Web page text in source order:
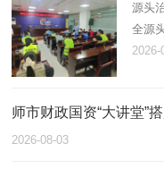
源头
全源
管体
2026-
师市财政国资“大讲堂”
2026-08-03